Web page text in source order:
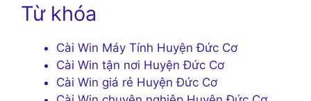
Từ khóa
Cài Win Máy Tính Huyện Đức Cơ
Cài Win tận nơi Huyện Đức Cơ
Cài Win giá rẻ Huyện Đức Cơ